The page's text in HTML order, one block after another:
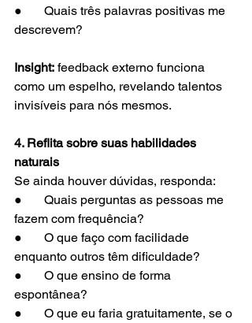
●       Quais três palavras positivas me
descrevem?
Insight: feedback externo funciona
como um espelho, revelando talentos
invisíveis para nós mesmos.
4. Reflita sobre suas habilidades
naturais
Se ainda houver dúvidas, responda:
●       Quais perguntas as pessoas me
fazem com frequência?
●       O que faço com facilidade
enquanto outros têm dificuldade?
●       O que ensino de forma
espontânea?
●       O que eu faria gratuitamente, se o